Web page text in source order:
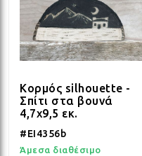
Κορμός silhouette -
Σπίτι στα βουνά
4,7x9,5 εκ.
#EI4356b
Άμεσα διαθέσιμο